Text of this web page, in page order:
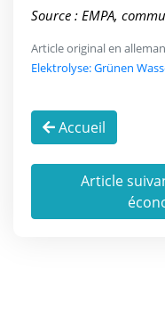
Source : EMPA,
Article original en
Elektrolyse: Grünen
Accueil
Article